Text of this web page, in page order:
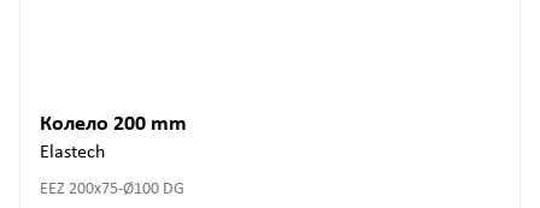
Колело 200 mm
Elastech
EEZ 200x75-Ø100 DG